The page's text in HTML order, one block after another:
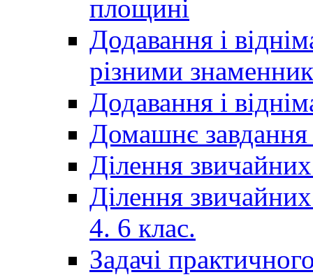
площині
Додавання і
різними
Додавання і
Домашнє завдання
Ділення
Ділення
4. 6 клас.
Задачі